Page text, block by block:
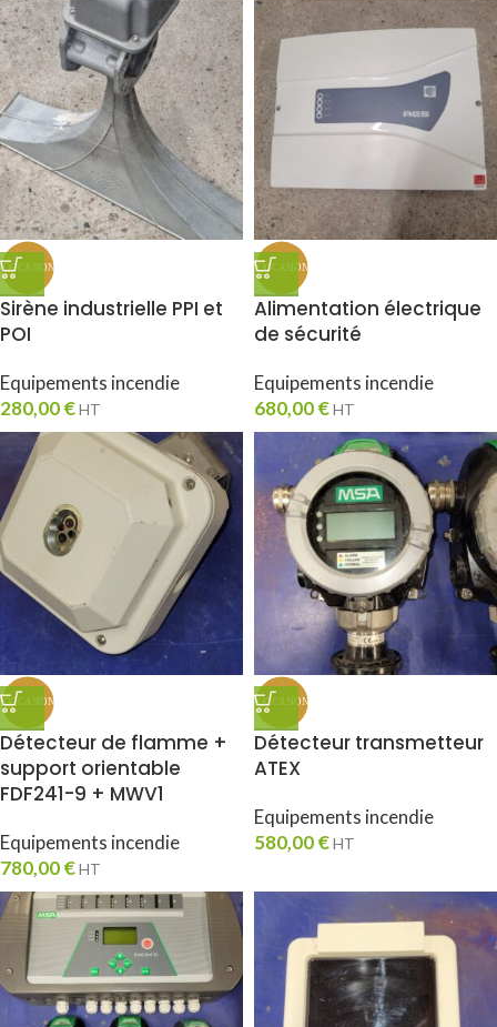
Sirène industrielle PPI et
POI
Equipements incendie
280,00€HT
Alimentation électrique
de sécurité
Equipements incendie
680,00€HT
Détecteur de flamme +
support orientable
FDF241-9 + MWV1
Equipements incendie
780,00€HT
Détecteur transmetteur
ATEX
Equipements incendie
580,00€HT